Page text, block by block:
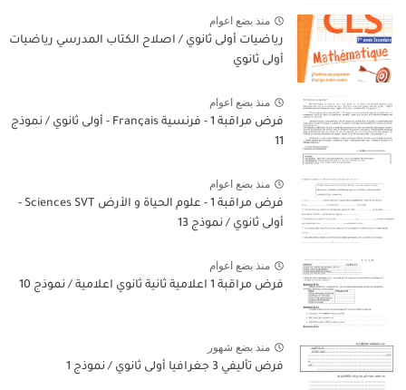
منذ بضع اعوام
رياضيات أولى ثانوي / اصلاح الكتاب المدرسي رياضيات
أولى ثانوي
منذ بضع اعوام
فرض مراقبة 1 - فرنسية Français - أولى ثانوي / نموذج
11
منذ بضع اعوام
فرض مراقبة 1 - علوم الحياة و الأرض Sciences SVT -
أولى ثانوي / نموذج 13
منذ بضع اعوام
فرض مراقبة 1 اعلامية ثانية ثانوي اعلامية / نموذج 10
منذ بضع شهور
فرض تأليفي 3 جغرافيا أولى ثانوي / نموذج 1